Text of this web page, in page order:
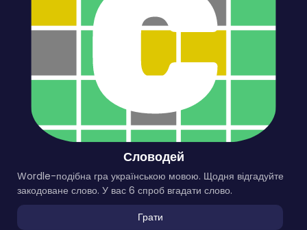
Словодей
Wordle-подібна гра українською мовою. Щодня відгадуйте
закодоване слово. У вас 6 спроб вгадати слово.
Грати